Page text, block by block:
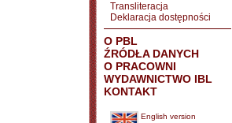
Transliteracja
Deklaracja dostępności
O PBL
ŹRÓDŁA DANYCH
O PRACOWNI
WYDAWNICTWO IBL
KONTAKT
English version